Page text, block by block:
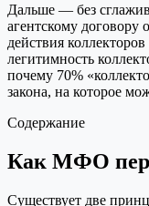
Дальше — без
агентскому договору
действия
легитимность
почему 70%
закона, на которое
Содержание
Как МФО
Существует две